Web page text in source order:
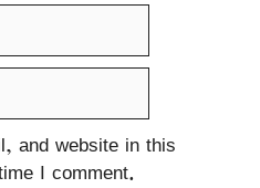
and website in this
I comment.